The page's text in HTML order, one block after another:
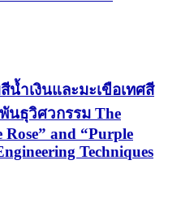
ำเงินและมะเขือเทศสี
นธุวิศวกรรม The
Rose” and “Purple
Techniques